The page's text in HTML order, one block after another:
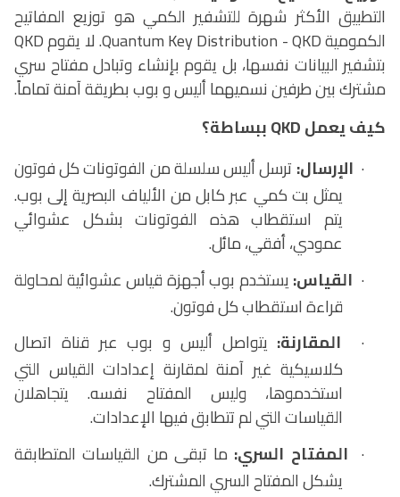
التطبيق الأكثر شهرة للتشفير الكمي هو توزيع المفاتيح
الكموميةQuantum Key Distribution - QKD. لا يقومQKD
بتشفير البيانات نفسها، بل يقوم بإنشاء وتبادل مفتاح سري
مشترك بين طرفين نسميهما أليس و بوب بطريقة آمنة تماماً.
كيف يعملQKDببساطة؟
· الإرسال: ترسل أليس سلسلة من الفوتونات كل فوتون
يمثل بت كمي عبر كابل من الألياف البصرية إلى بوب.
يتم استقطاب هذه الفوتونات بشكل عشوائي
عمودي، أفقي، مائل.
· القياس:يستخدم بوب أجهزة قياس عشوائية لمحاولة
قراءة استقطاب كل فوتون.
·
المقارنة: يتواصل أليس و بوب عبر قناة اتصال
كلاسيكية غير آمنة لمقارنة إعدادات القياس التي
استخدموها، وليس المفتاح نفسه. يتجاهلان
القياسات التي لم تتطابق فيها الإعدادات.
· المفتاح السري: ما تبقى من القياسات المتطابقة
يشكل المفتاح السري المشترك.